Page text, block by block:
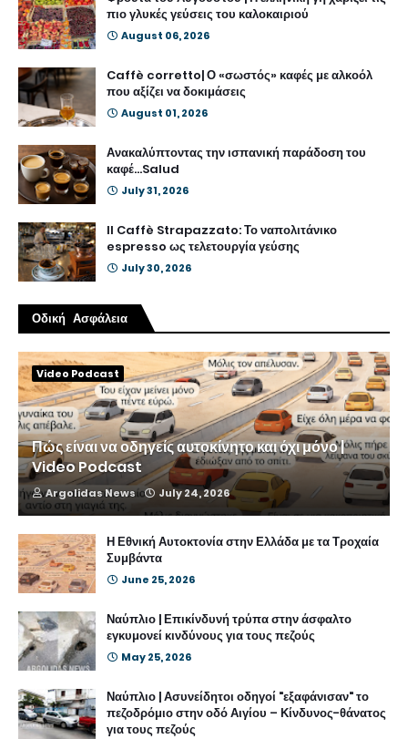
πιο γλυκές γεύσεις του καλοκαιριού
August 06, 2026
Caffè corretto| Ο «σωστός» καφές με αλκοόλ
που αξίζει να δοκιμάσεις
August 01, 2026
Ανακαλύπτοντας την ισπανική παράδοση του
καφέ...Salud
July 31, 2026
Il Caffè Strapazzato: Το ναπολιτάνικο
espresso ως τελετουργία γεύσης
July 30, 2026
Οδική Ασφάλεια
Video Podcast
Πώς είναι να οδηγείς αυτοκίνητο και όχι μόνο |
Video Podcast
Argolidas News July 24, 2026
Η Εθνική Αυτοκτονία στην Ελλάδα με τα Τροχαία
Συμβάντα
June 25, 2026
Ναύπλιο | Επικίνδυνή τρύπα στην άσφαλτο
εγκυμονεί κινδύνους για τους πεζούς
May 25, 2026
Ναύπλιο | Ασυνείδητοι οδηγοί "εξαφάνισαν" το
πεζοδρόμιο στην οδό Αιγίου – Κίνδυνος-θάνατος
για τους πεζούς